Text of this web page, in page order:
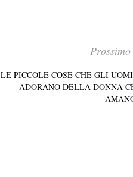
Prossimo
LE PICCOLE COSE CHE GLI
ADORANO DELLA DONNA